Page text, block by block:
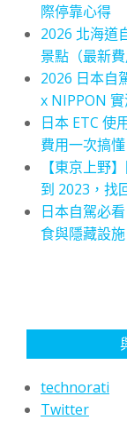
際停靠心得
2026 北海道
景點（最新費
2026 日本自
x NIPPON 實
日本 ETC 使
費用一次搞懂
【東京上野
到 2023，找
日本自駕必
食與隱藏設施
technorati
Twitter